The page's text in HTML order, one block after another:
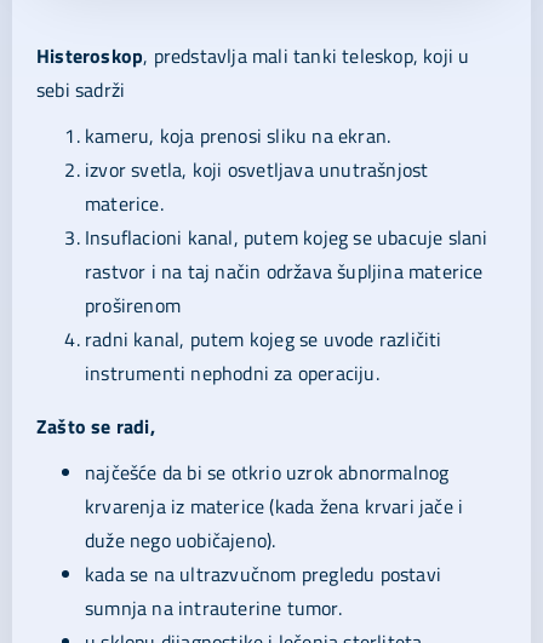
Histeroskop, predstavlja mali tanki teleskop, koji u
sebi sadrži
kameru, koja prenosi sliku na ekran.
izvor svetla, koji osvetljava unutrašnjost
materice.
Insuflacioni kanal, putem kojeg se ubacuje slani
rastvor i na taj način održava šupljina materice
proširenom
radni kanal, putem kojeg se uvode različiti
instrumenti nephodni za operaciju.
Zašto se radi,
najčešće da bi se otkrio uzrok abnormalnog
krvarenja iz materice (kada žena krvari jače i
duže nego uobičajeno).
kada se na ultrazvučnom pregledu postavi
sumnja na intrauterine tumor.